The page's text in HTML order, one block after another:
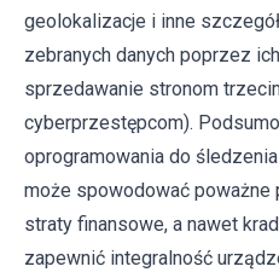
geolokalizacje i inne
zebranych danych poprzez
sprzedawanie stronom
cyberprzestępcom).
oprogramowania do
może spowodować poważne
straty finansowe, a nawet
zapewnić integralność